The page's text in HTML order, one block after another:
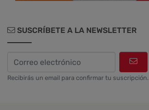
SUSCRÍBETE A LA NEWSLETTER
Recibirás un email para confirmar tu suscripción.